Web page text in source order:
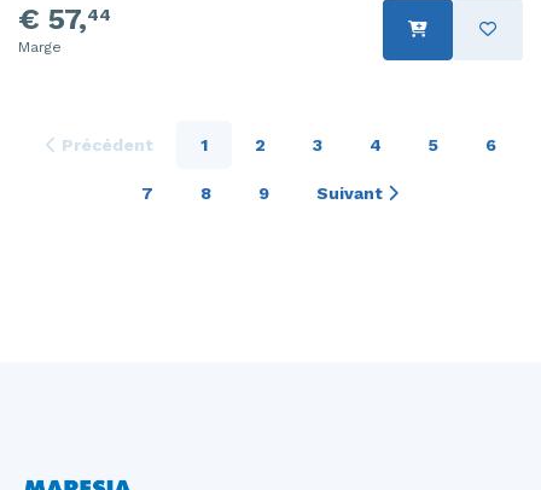
€ 57,44
Marge
Précédent 1 2 3 4 5 6
7 8 9 Suivant